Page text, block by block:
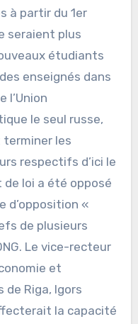
à partir du 1er
seraient plus
étudiants
enseignés dans
l’Union
le seul russe,
les
respectifs d’ici le
de loi a été opposé
d’opposition «
de plusieurs
Le vice-recteur
et
de Riga, Igors
la capacité